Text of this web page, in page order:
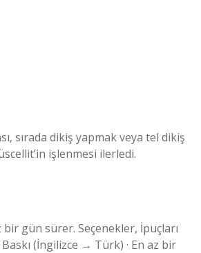
sırada dikiş yapmak veya tel dikiş
işlenmesi ilerledi.
gün sürer. Seçenekler, İpuçları
Baskı (İngilizce → Türk) · En az bir